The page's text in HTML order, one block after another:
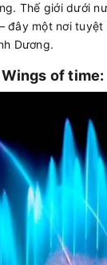
Thế giới dưới
đây một nơi
Dương.
of time: